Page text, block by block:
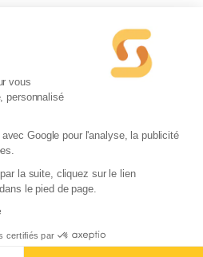
vous
personnalisé
Google pour l'analyse, la publicité
la suite, cliquez sur le lien
le pied de page.
certifiés par
Confier ma compta - 29€